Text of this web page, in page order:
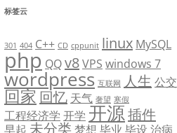
标签云
301 404 C++ CD cppunit linux MySQL
php QQv8VPS windows 7
wordpress 互联网 人生 公交
回家 回忆 天气 奢望 寒假
工程经济学 开学 开源插件
早起 未分类 梦想 毕业 毕设 治病